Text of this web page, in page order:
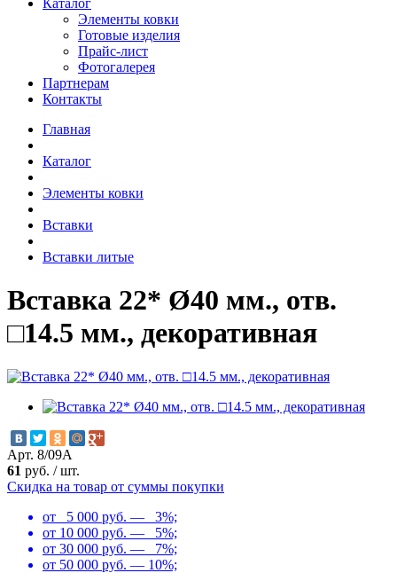
Элементы ковки
Готовые изделия
Прайс-лист
Фотогалерея
Партнерам
Контакты
Главная
Каталог
Элементы ковки
Вставки
Вставки литые
Вставка 22* Ø40 мм., отв.
□14.5 мм., декоративная
Арт. 8/09А
61 руб. /шт.
Скидка на товар от суммы покупки
от 5 000 руб. — 3%;
от 10 000 руб. — 5%;
от 30 000 руб. — 7%;
от 50 000 руб. — 10%;